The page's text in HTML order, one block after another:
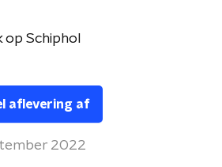
Schiphol
aflevering af
2022